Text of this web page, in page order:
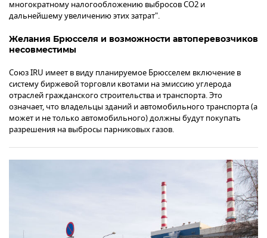
многократному налогообложению выбросов CO2 и
дальнейшему увеличению этих затрат".
Желания Брюсселя и возможности автоперевозчиков
несовместимы
Союз IRU имеет в виду планируемое Брюсселем включение в
систему биржевой торговли квотами на эмиссию углерода
отраслей гражданского строительства и транспорта. Это
означает, что владельцы зданий и автомобильного транспорта (а
может и не только автомобильного) должны будут покупать
разрешения на выбросы парниковых газов.